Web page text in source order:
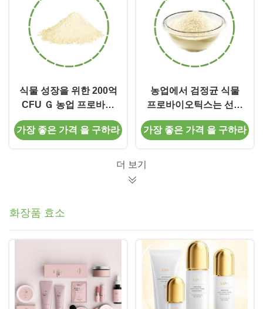
식물 성장을 위한 200억
CFU Ｇ 농업 프로바이
오틱스는 작물 생산량을
향상시킵니다
가장 좋은 가격 을 구하라
농업에서 검정균 식물
프로바이오틱스는 선충
병을 피합니다
가장 좋은 가격 을 구하라
더 보기
화장품 효소